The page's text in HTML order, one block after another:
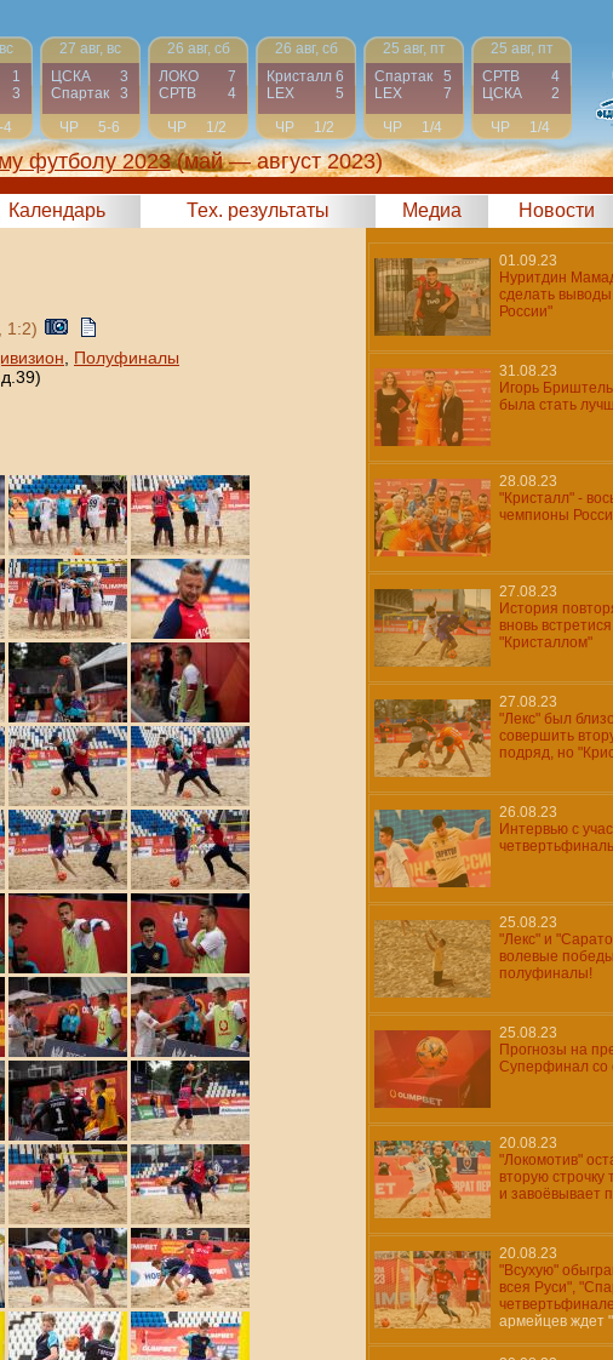
1
3
4
27 авг, вс
ЦСКА
3
Спартак
3
ЧР
5-6
26 авг, сб
ЛОКО
7
СРТВ
4
ЧР
1/2
26 авг, сб
Кристалл 6
LEX
5
ЧР
1/2
25 авг, пт
Спартак
5
LEX
7
ЧР
1/4
25 авг, пт
СРТВ
4
ЦСКА
2
ЧР
1/4
футболу 2023 (май — август 2023)
Календарь Тех. результаты Медиа Новости
1:2)
Полуфиналы
01.09.23
Нуритдин
сделать выводы
России"
31.08.23
Игорь
была стать
28.08.23
"Кристалл" -
чемпионы
27.08.23
История
вновь
"Кристаллом"
27.08.23
"Лекс" был
совершить
подряд, но
26.08.23
Интервью с
25.08.23
"Лекс" и
волевые
полуфиналы!
25.08.23
Прогнозы на
Суперфинал со
20.08.23
"Локомотив"
вторую строчку
и завоёвывает
20.08.23
"Всухую"
всея Руси",
армейцев ждет